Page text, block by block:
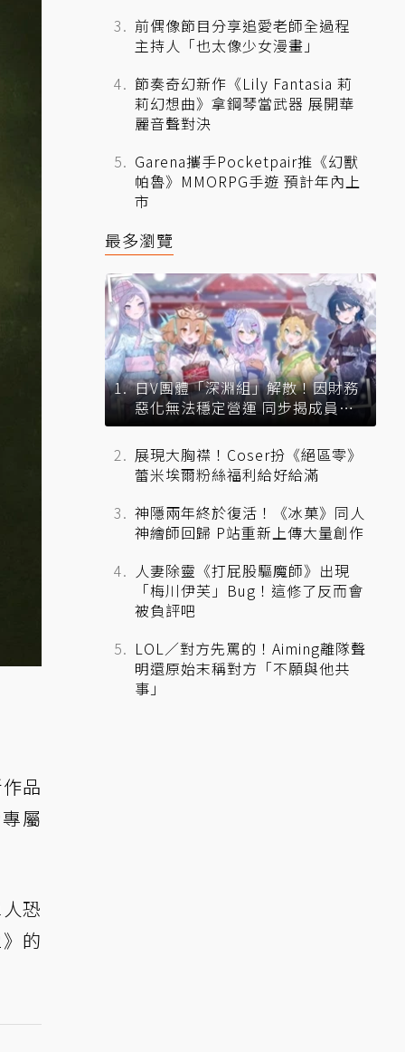
品
屬
恐
的
前偶像節目分享追愛老師全過程
主持人「也太像少女漫畫」
節奏奇幻新作《Lily Fantasia 莉
莉幻想曲》拿鋼琴當武器 展開華
麗音聲對決
Garena攜手Pocketpair推《幻獸
帕魯》MMORPG手遊 預計年內上
市
最多瀏覽
日V團體「深淵組」解散！因財務
惡化無法穩定營運 同步揭成員未
來去向
展現大胸襟！Coser扮《絕區零》
蕾米埃爾粉絲福利給好給滿
神隱兩年終於復活！《冰菓》同人
神繪師回歸 P站重新上傳大量創作
人妻除靈《打屁股驅魔師》出現
「梅川伊芙」Bug！這修了反而會
被負評吧
LOL／對方先罵的！Aiming離隊聲
明還原始末稱對方「不願與他共
事」